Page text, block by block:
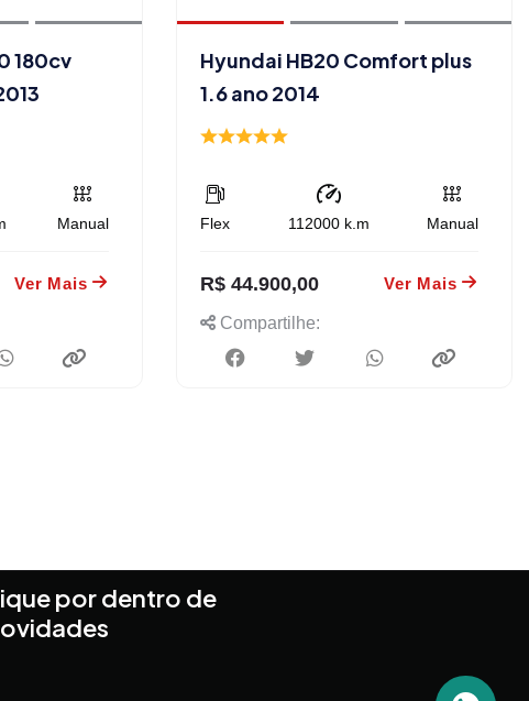
180cv
Manual
Ver Mais
Hyundai HB20 Comfort plus
1.6 ano 2014
Flex 112000k.m Manual
R$ 44.900,00 Ver Mais
Compartilhe:
por dentro de